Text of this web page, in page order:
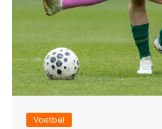
Voetbal